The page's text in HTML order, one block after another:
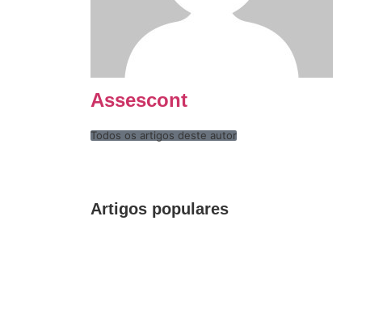
Assescont
Todos os artigos deste autor
Artigos populares